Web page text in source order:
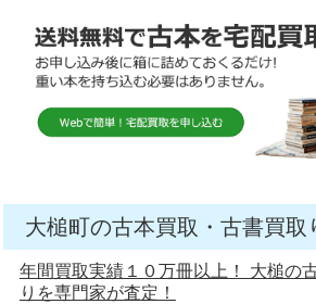
大槌町の古本買取・古書買取
年間買取実績１０万冊以上！ 大槌の
りを専門家が査定！